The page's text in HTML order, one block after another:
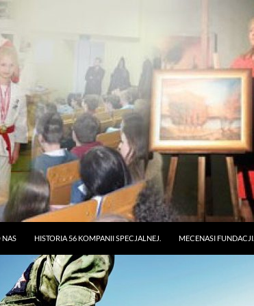
NAS HISTORIA 56 KOMPANII SPECJALNEJ. MECENASI FUNDACJI.